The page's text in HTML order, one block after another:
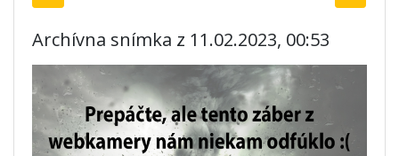
Archívna snímka z 11.02.2023, 00:53